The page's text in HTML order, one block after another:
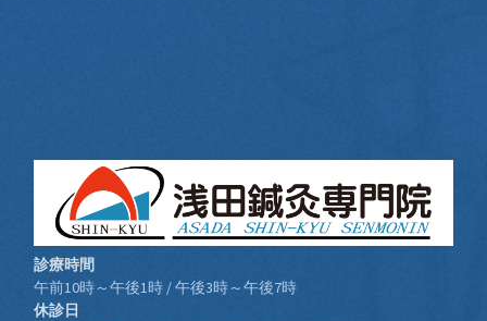
診療時間
午前10時～午後1時 / 午後3時～午後7時
休診日